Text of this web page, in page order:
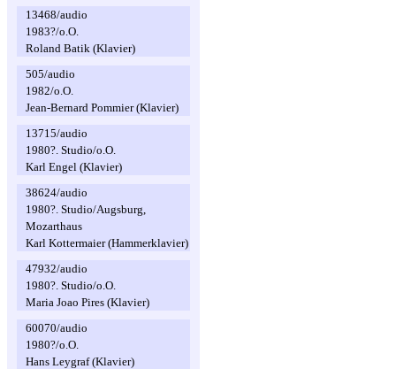
13468/audio
1983?/o.O.
Roland Batik (Klavier)
505/audio
1982/o.O.
Jean-Bernard Pommier (Klavier)
13715/audio
1980?. Studio/o.O.
Karl Engel (Klavier)
38624/audio
1980?. Studio/Augsburg,
Mozarthaus
Karl Kottermaier (Hammerklavier)
47932/audio
1980?. Studio/o.O.
Maria Joao Pires (Klavier)
60070/audio
1980?/o.O.
Hans Leygraf (Klavier)